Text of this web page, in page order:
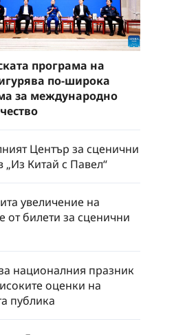
програма на
по-широка
за международно
Център за сценични
„Из Китай с Павел“
увеличение на
от билети за сценични
националния празник
оценки на
публика